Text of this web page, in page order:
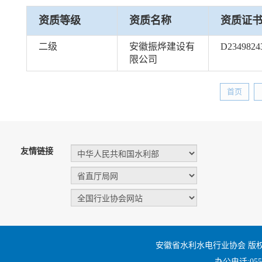
资质等级 资质名称 资质证
二级
安徽振烨建设有
限公司
首页
友情链接
安徽省水利水电行业协会 版